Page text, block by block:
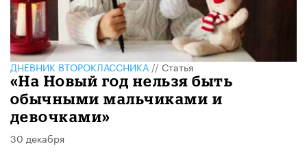
ДНЕВНИК ВТОРОКЛАССНИКА//Статья
«На Новый год нельзя быть
обычными мальчиками и
девочками»
30 декабря